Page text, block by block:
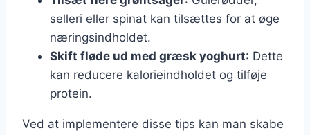
selleri eller spinat kan tilsættes for at øge
næringsindholdet.
Skift fløde ud med græsk yoghurt: Dette
kan reducere kalorieindholdet og tilføje
protein.
Ved at implementere disse tips kan man skabe